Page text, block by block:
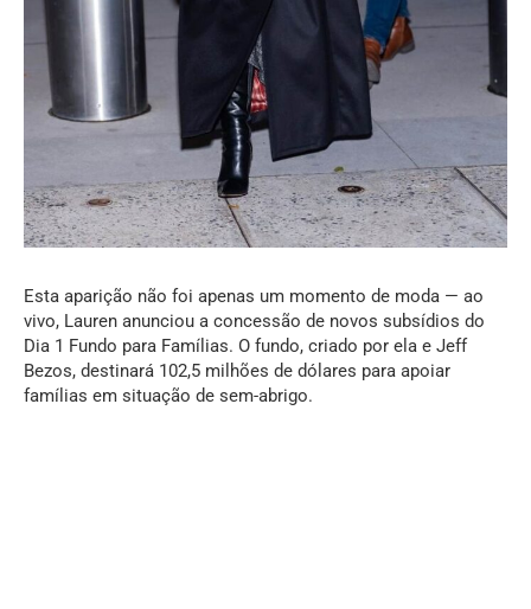
Esta aparição não foi apenas um momento de moda — ao
vivo, Lauren anunciou a concessão de novos subsídios do
Dia 1 Fundo para Famílias. O fundo, criado por ela e Jeff
Bezos, destinará 102,5 milhões de dólares para apoiar
famílias em situação de sem-abrigo.